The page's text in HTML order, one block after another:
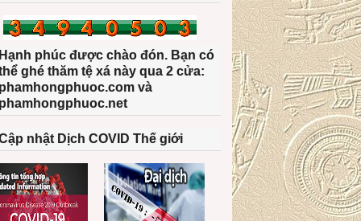
phúc được chào đón. Bạn có
ghé thăm tệ xá này qua 2 cửa:
và
nhật Dịch COVID Thế giới